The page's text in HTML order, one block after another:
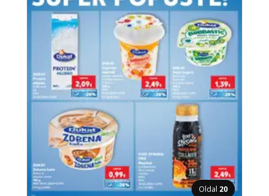
Oldal 20